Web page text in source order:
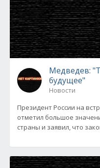
Медведев:
будущее"
Новости
Президент России на
отметил большое
страны и заявил, что